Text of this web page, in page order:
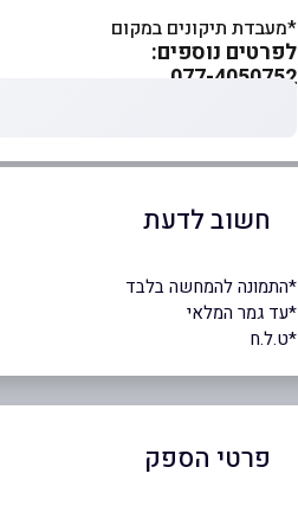
*מעבדת תיקונים במקום
לפרטים נוספים:
077-4050752
חשוב לדעת
*התמונה להמחשה בלבד
*עד גמר המלאי
*ט.ל.ח
פרטי הספק